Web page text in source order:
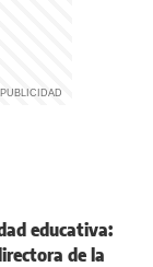
educativa:
de la